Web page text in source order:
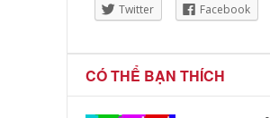
Twitter Facebook
CÓ THỂ BẠN THÍCH